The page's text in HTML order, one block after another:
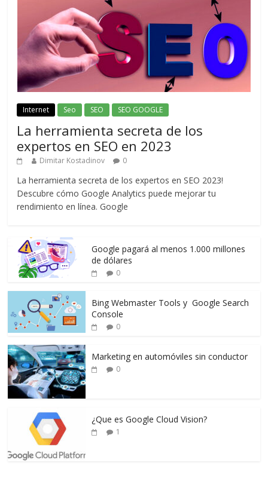
Internet Seo SEO SEO GOOGLE
La herramienta secreta de los
expertos en SEO en 2023
Dimitar Kostadinov 0
La herramienta secreta de los expertos en SEO 2023!
Descubre cómo Google Analytics puede mejorar tu
rendimiento en línea. Google
Google pagará al menos 1.000 millones
de dólares
0
Bing Webmaster Tools y Google Search
Console
0
Marketing en automóviles sin conductor
0
¿Que es Google Cloud Vision?
1